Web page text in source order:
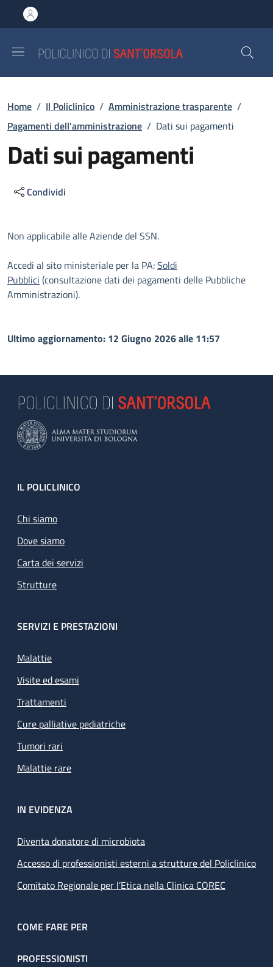
al contenuto principale
to footer content
Briciole di pane
Home / Il Policlinico / Amministrazione trasparente /
Pagamenti dell'amministrazione / Dati sui pagamenti
Dati sui pagamenti
Condividi
Descrizione
Non applicabile alle Aziende del SSN.
Accedi al sito ministeriale per la PA:Soldi
Pubblici (consultazione dati dei pagamenti delle Pubbliche
Amministrazioni).
Ultimo aggiornamento: 12 Giugno 2026 alle 11:57
Footer
IL POLICLINICO
Chi siamo
Dove siamo
Carta dei servizi
Strutture
SERVIZI E PRESTAZIONI
Malattie
Visite ed esami
Trattamenti
Cure palliative pediatriche
Tumori rari
Malattie rare
IN EVIDENZA
Diventa donatore di microbiota
Accesso di professionisti esterni a strutture del Policlinico
Comitato Regionale per l’Etica nella Clinica COREC
COME FARE PER
PROFESSIONISTI